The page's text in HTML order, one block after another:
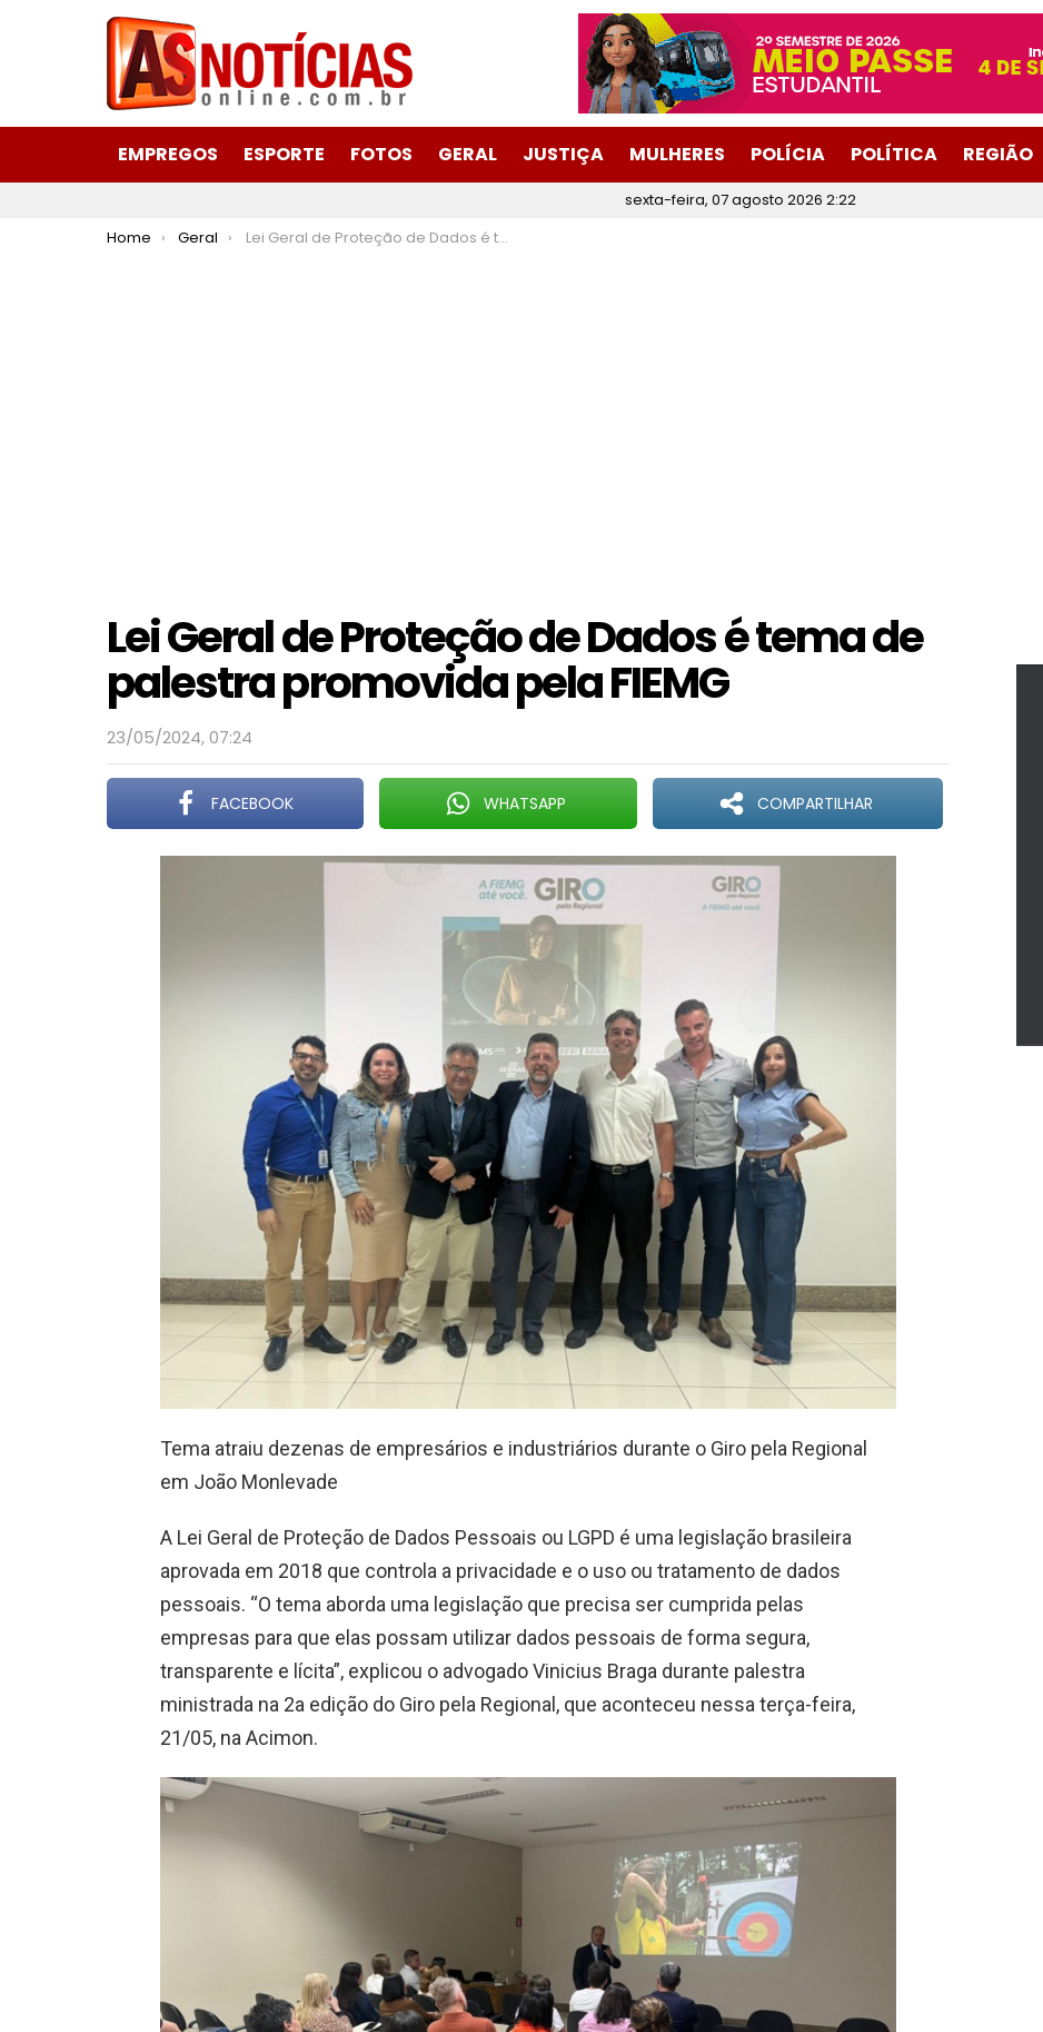
EMPREGOS ESPORTE FOTOS GERAL JUSTIÇA MULHERES POLÍCIA POLÍTICA REGIÃO
sexta-feira, 07 agosto 2026 2:22
You are here:
Home Geral Lei Geral de Proteção de Dados é tema de palestra promovida pela FIEMG
Lei Geral de Proteção de Dados é tema de
palestra promovida pela FIEMG
23/05/2024, 07:24
FACEBOOK WHATSAPP COMPARTILHAR
Tema atraiu dezenas de empresários e industriários durante o Giro pela Regional
em João Monlevade
A Lei Geral de Proteção de Dados Pessoais ou LGPD é uma legislação brasileira
aprovada em 2018 que controla a privacidade e o uso ou tratamento de dados
pessoais. “O tema aborda uma legislação que precisa ser cumprida pelas
empresas para que elas possam utilizar dados pessoais de forma segura,
transparente e lícita”, explicou o advogado Vinicius Braga durante palestra
ministrada na 2a edição do Giro pela Regional, que aconteceu nessa terça-feira,
21/05, na Acimon.